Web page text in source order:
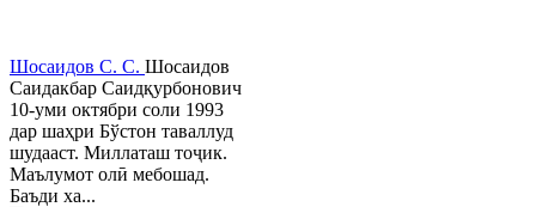
Шосаидов С. С. Шосаидов
Саидакбар Саидқурбонович
10-уми октябри соли 1993
дар шаҳри Бўстон таваллуд
шудааст. Миллаташ тоҷик.
Маълумот олӣ мебошад.
Баъди ха...